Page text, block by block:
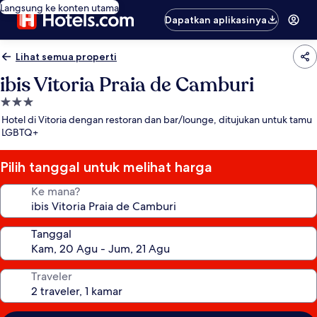
Langsung ke konten utama
Dapatkan aplikasinya
Lihat semua properti
ibis Vitoria Praia de Camburi
Properti
bintang
3.0
Hotel di Vitoria dengan restoran dan bar/lounge, ditujukan untuk tamu
LGBTQ+
Pilih tanggal untuk melihat harga
Ke mana?
Tanggal
Traveler